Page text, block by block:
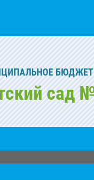
сад